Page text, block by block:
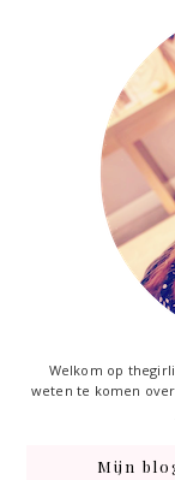
Welkom op
weten te komen
Mijn